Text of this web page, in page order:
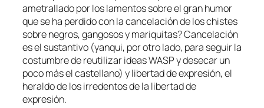
ametrallado por los lamentos sobre el gran humor
que se ha perdido con lacancelaciónde los chistes
sobre negros, gangosos y mariquitas?Cancelación
es el sustantivo (yanqui, por otro lado, para seguir la
costumbre de reutilizar ideas WASP y desecar un
poco más el castellano) ylibertad de expresión, el
heraldo de los irredentos de la libertad de
expresión.